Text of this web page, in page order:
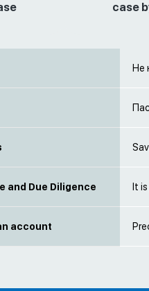
case
Не
and Due Diligence It
account